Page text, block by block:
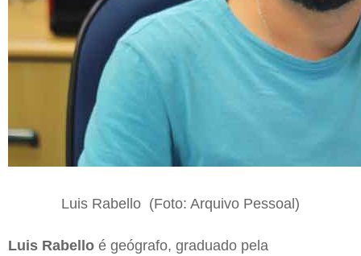
Luis Rabello (Foto: Arquivo Pessoal)
Luis Rabello é geógrafo, graduado pela